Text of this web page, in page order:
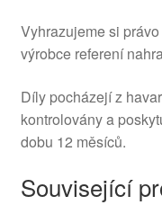
Vyhrazujeme si
výrobce referení
Díly pocházejí z
kontrolovány a
dobu 12 měsíců.
Související